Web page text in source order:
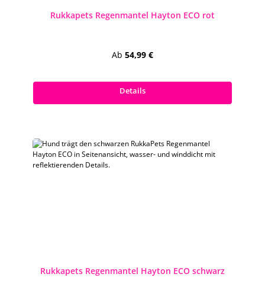
Rukkapets Regenmantel Hayton ECO rot
Regulärer Preis:
Ab 54,99 €
Details
Rukkapets Regenmantel Hayton ECO schwarz